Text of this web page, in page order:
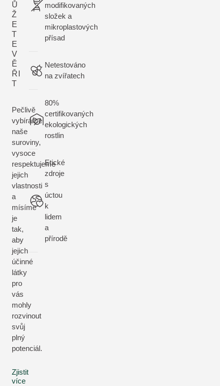
Ů
Ž
E
T
E
V
Ě
ŘI
T
Pečlivě
vybíráme
naše
suroviny,
vysoce
respektujeme
jejich
vlastnosti
a
mísíme
je
tak,
aby
jejich
účinné
látky
pro
vás
mohly
rozvinout
svůj
plný
potenciál.
Zjistit
více
modifikovaných
složek a
mikroplastových
přísad
Netestováno
na zvířatech
80%
certifikovaných
ekologických
rostlin
Etické
zdroje
s
úctou
k
lidem
a
přírodě